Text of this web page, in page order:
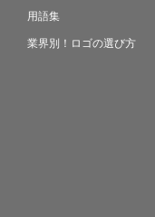
用語集
業界別！ロゴの選び方